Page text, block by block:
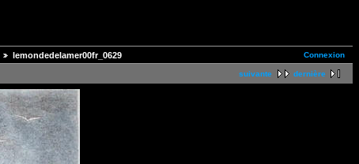
Connexion
lemondedelamer00fr_0629
suivante dernière